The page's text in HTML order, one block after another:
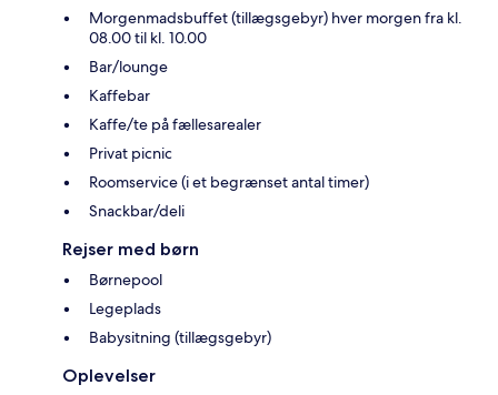
Morgenmadsbuffet (tillægsgebyr) hver morgen fra kl.
08.00 til kl. 10.00
Bar/lounge
Kaffebar
Kaffe/te på fællesarealer
Privat picnic
Roomservice (i et begrænset antal timer)
Snackbar/deli
Rejser med børn
Børnepool
Legeplads
Babysitning (tillægsgebyr)
Oplevelser